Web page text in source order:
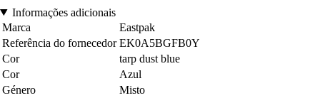
Informações adicionais
Marca
Eastpak
Referência do fornecedor EK0A5BGFB0Y
Cor
tarp dust blue
Cor
Azul
Género
Misto